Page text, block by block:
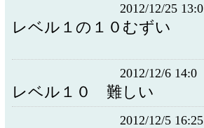
2012/12/25 13:0
レベル１の１０むずい
2012/12/6 14:0
レベル１０ 難しい
2012/12/5 16:25